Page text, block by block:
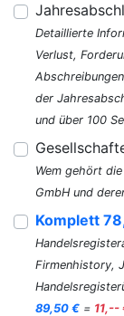
Detaillierte
Verlust,
der
und über 100
Wem gehört
GmbH und
Komplett
Firmenhistory,
89,50 € =